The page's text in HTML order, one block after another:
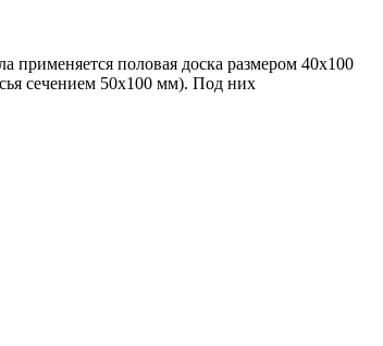
применяется половая доска размером 40х100
сечением 50х100 мм). Под них